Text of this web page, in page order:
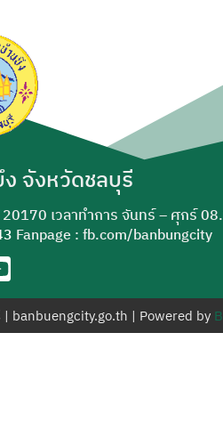
จังหวัดชลบุรี
เวลาทำการ จันทร์ – ศุกร์
Fanpage : fb.com/banbungcity
banbuengcity.go.th | Powered by